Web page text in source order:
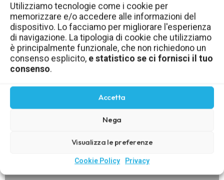
Utilizziamo tecnologie come i cookie per
memorizzare e/o accedere alle informazioni del
dispositivo. Lo facciamo per migliorare l'esperienza
di navigazione. La tipologia di cookie che utilizziamo
è principalmente funzionale, che non richiedono un
consenso esplicito, e statistico se ci fornisci il tuo
consenso.
Accetta
Nega
Visualizza le preferenze
Cookie Policy Privacy
Accessi dei fornitori esterni alla rete
aziendale: come gestirli in sicurezza
LEGGI TUTTO »